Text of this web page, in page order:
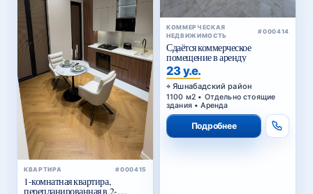
КВАРТИРА #000415
1-комнатная квартира,
перепланированная в 2-
КОММЕРЧЕСКАЯ
НЕДВИЖИМОСТЬ
#000414
Сдаётся коммерческое
помещение в аренду
23 у.е.
Яшнабадский район
1100 м2 • Отдельно стоящие
здания • Аренда
Подробнее